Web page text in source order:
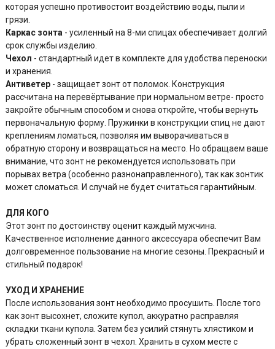
которая успешно противостоит воздействию воды, пыли и
грязи.
Каркас зонта - усиленный на 8-ми спицах обеспечивает долгий
срок службы изделию.
Чехол -стандартный идет в комплекте для удобства переноски
и хранения.
Антиветер - защищает зонт от поломок. Конструкция
рассчитана на перевёртывание при нормальном ветре- просто
закройте обычным способом и снова откройте, чтобы вернуть
первоначальную форму. Пружинки в конструкции спиц не дают
креплениям ломаться, позволяя им выворачиваться в
обратную сторону и возвращаться на место. Но обращаем ваше
внимание, что зонт не рекомендуется использовать при
порывах ветра (особенно разнонаправленного), так как зонтик
может сломаться. И случай не будет считаться гарантийным.
ДЛЯ КОГО
Этот зонт по достоинству оценит каждый мужчина.
Качественное исполнение данного аксессуара обеспечит Вам
долговременное пользование на многие сезоны. Прекрасный и
стильный подарок!
УХОД И ХРАНЕНИЕ
После использования зонт необходимо просушить. После того
как зонт высохнет, сложите купол, аккуратно расправляя
складки ткани купола. Затем без усилий стянуть хлястиком и
убрать сложенный зонт в чехол. Хранить в сухом месте с